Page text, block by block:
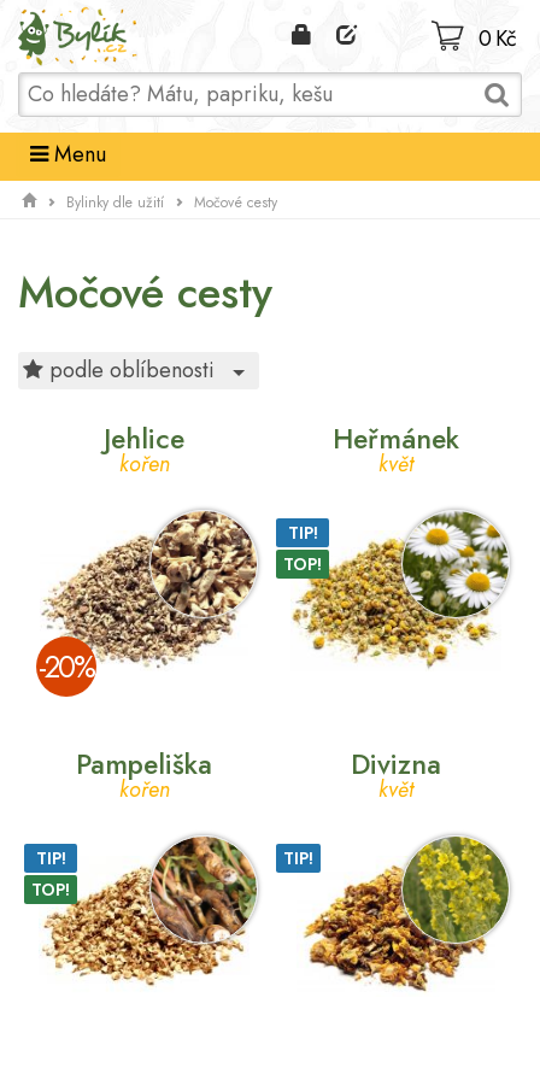
Domů
0 Kč
Menu
Bylinky dle užití Močové cesty
Močové cesty
podle oblíbenosti Toggle Dropdown
Jehlice
kořen
­-20%
Heřmánek
květ
TIP!
TOP!
Pampeliška
kořen
TIP!
TOP!
Divizna
květ
TIP!